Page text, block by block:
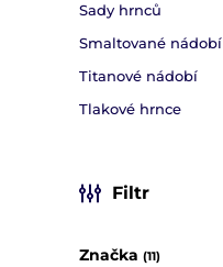
Sady hrnců
Smaltované nádobí
Titanové nádobí
Tlakové hrnce
Filtr
Značka (11)